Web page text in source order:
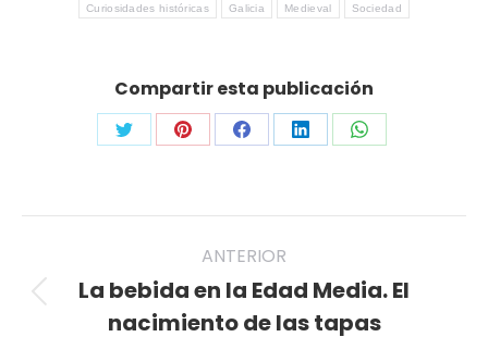
Curiosidades históricas Galicia Medieval Sociedad
Compartir esta publicación
Share
Twitter
Share
Pinterest
Share
Facebook
Share
LinkedIn
Share
WhatsApp
Navegación
entre
publicaciones
ANTERIOR
Publicación
anterior:
La bebida en la Edad Media. El
nacimiento de las tapas